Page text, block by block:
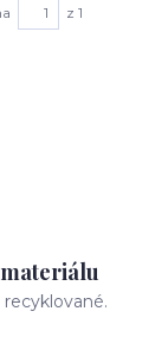
z 1
materiálu